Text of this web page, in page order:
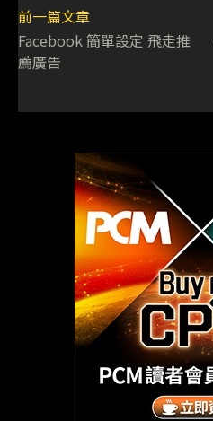
前一篇文章
Facebook 簡單設定 飛走推
薦廣告